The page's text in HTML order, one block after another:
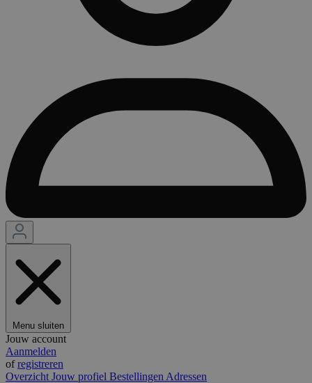
Menu sluiten
Jouw account
Aanmelden
ofregistreren
Overzicht Jouw profiel Bestellingen Adressen